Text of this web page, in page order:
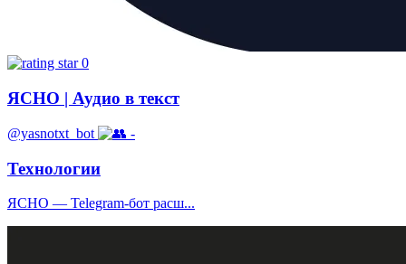
0
ЯСНО | Аудио в текст
@yasnotxt_bot -
Технологии
ЯСНО — Telegram-бот расш...